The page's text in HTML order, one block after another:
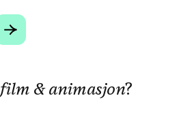
film & animasjon?